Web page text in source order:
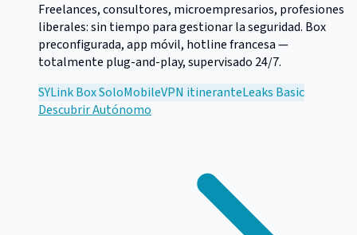
Freelances, consultores, microempresarios, profesiones
liberales: sin tiempo para gestionar la seguridad. Box
preconfigurada, app móvil, hotline francesa —
totalmente plug-and-play, supervisado 24/7.
SYLink Box SoloMobileVPN itineranteLeaks Basic
DescubrirAutónomo